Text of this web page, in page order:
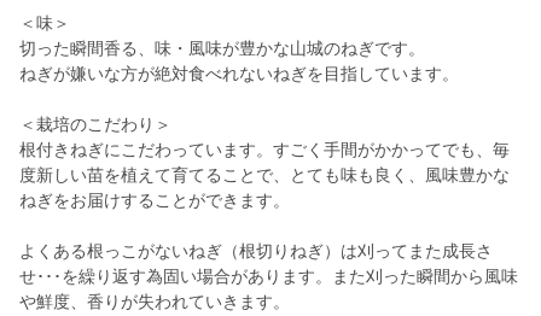
＜味＞
切った瞬間香る、味・風味が豊かな山城のねぎです。
ねぎが嫌いな方が絶対食べれないねぎを目指しています。
＜栽培のこだわり＞
根付きねぎにこだわっています。すごく手間がかかってでも、毎
度新しい苗を植えて育てることで、とても味も良く、風味豊かな
ねぎをお届けすることができます。
よくある根っこがないねぎ（根切りねぎ）は刈ってまた成長さ
せ･･･を繰り返す為固い場合があります。また刈った瞬間から風味
や鮮度、香りが失われていきます。